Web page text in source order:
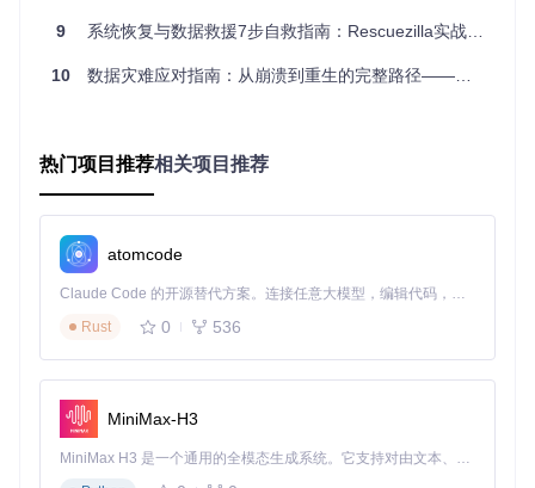
顶层：网络存储集成
：本地备份容易受到物理损坏或盗窃的影响。
场景方案：对比传统备份方案
备份方案
率
65% 高 长 低
商业备份
Rescuezill
9 系统恢复与数据救援7步自救指南：Rescuezilla实战应用手册
10 数据灾难应对指南：从崩溃到重生的完整路径——企业级防护
热门项目推荐相关项目推荐
atomcode
Claude Code 的开源替代方案。连接任意大模型，编辑代码，运行命令，自动验证 — 全自动执行。用 Rust 构建，极致性能。 ｜ An open-source alternative to Claude Code. Connect any LLM, edit code, run commands, and verify changes — autonomously. Built in Rust for speed. Get Started
Rust
0 536
MiniMax-H3
MiniMax H3 是一个通用的全模态生成系统。它支持对由文本、图像、视频和音频组成的多模态上下文进行统一理解，并能生成分辨率高达 2K、时长可达 15 秒的带原生立体声音频的视频。得益于面向任务泛化的系统设计，H3 在预训练阶段就已具备广泛的多模态上下文理解与生成能力，能够出色地执行复杂的多模态指令。